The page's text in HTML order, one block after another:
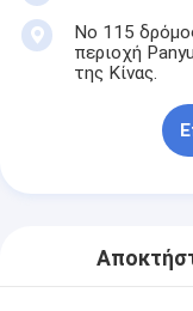
Νο 115
περιοχή
της Κίνας.